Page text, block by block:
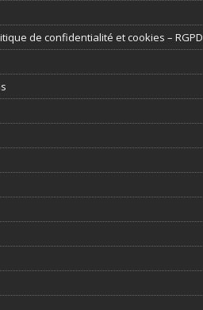
de confidentialité et cookies – RGPD